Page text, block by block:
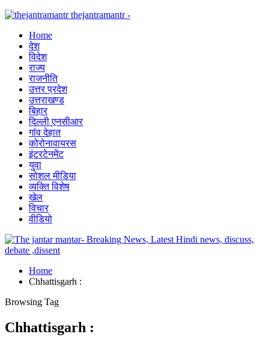
thejantramantr -
Home
देश
विदेश
राज्य
राजनीति
उत्तर प्रदेश
उत्तराखण्ड
बिहार
दिल्ली एनसीआर
गांव देहात
कोरोनावायरस
इंटरटेनमेंट
युवा
सोशल मीडिया
व्यक्ति विशेष
खेल
विचार
वीडियो
Home
Chhattisgarh :
Browsing Tag
Chhattisgarh :